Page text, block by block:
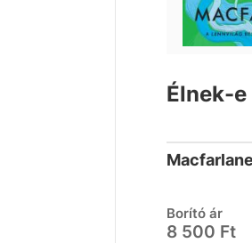
Élnek-
Borító ár
8 500 Ft